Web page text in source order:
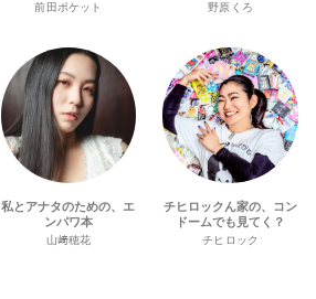
前田ポケット 野原くろ
私とアナタのための、エ
ンパワ本
山﨑穂花
チヒロックん家の、コン
ドームでも見てく？
チヒロック